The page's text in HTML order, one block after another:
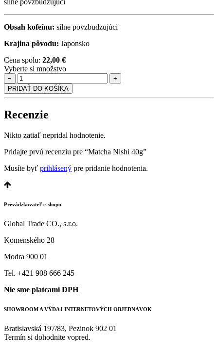
silne povzbudzujúci
Obsah kofeínu: silne povzbudzujúci
Krajina pôvodu: Japonsko
Cena spolu: 22,00 €
Vyberte si množstvo
−
+
PRIDAŤ DO KOŠÍKA
Recenzie
Nikto zatiaľ nepridal hodnotenie.
Pridajte prvú recenziu pre “Matcha Nishi 40g”
Musíte byť prihlásený pre pridanie hodnotenia.
Prevádzkovateľ e-shopu
Global Trade CO., s.r.o.
Komenského 28
Modra 900 01
Tel. +421 908 666 245
Nie sme platcami DPH
SHOWROOM A VÝDAJ INTERNETOVÝCH OBJEDNÁVOK
Bratislavská 197/83, Pezinok 902 01
Termín si dohodnite vopred.